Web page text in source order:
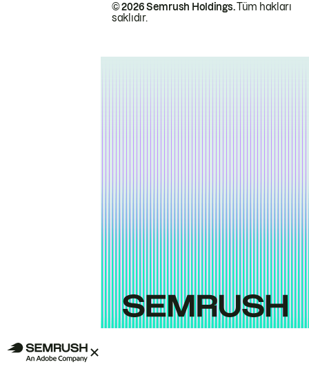
© 2026 Semrush Holdings.Tüm hakları
saklıdır.